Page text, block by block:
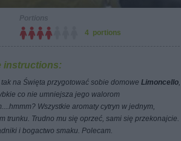
4 portions
instructions:
na Święta przygotować sobie domowe Limoncello,
co nie umniejsza jego walorom
Wszystkie aromaty cytryn w jednym,
trunku. Trudno mu się oprzeć, sami się przekonajcie.
i bogactwo smaku. Polecam.